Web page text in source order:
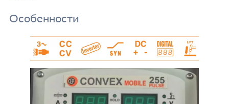
Особенности